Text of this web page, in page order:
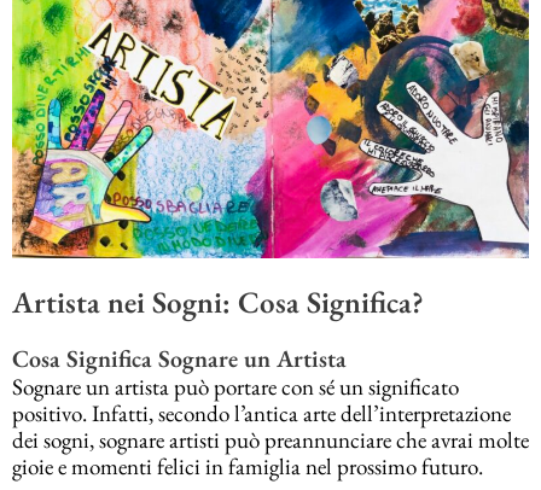
Artista nei Sogni: Cosa Significa?
Cosa Significa Sognare un Artista
Sognare un artista può portare con sé un significato
positivo. Infatti, secondo l’antica arte dell’interpretazione
dei sogni, sognare artisti può preannunciare che avrai molte
gioie e momenti felici in famiglia nel prossimo futuro.